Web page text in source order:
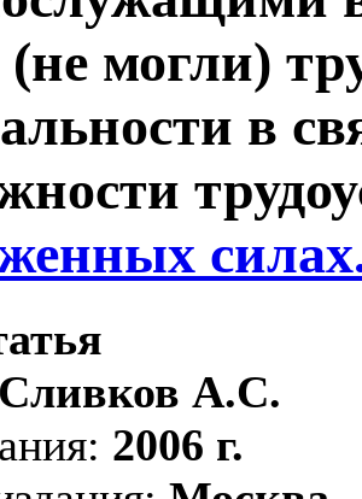
могли)
в
Сливков А.С.
2006 г.